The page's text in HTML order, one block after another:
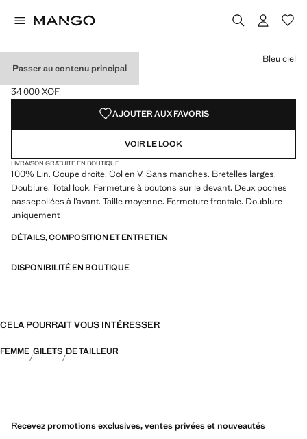
Passer au contenu principal
GILET COSTUME LIN
Prix actuel [34 000 XOF ]
34 000 XOF
Choisissez une couleur
Couleur Fuchsia
Couleur Noir
Couleur Écru
Couleur Bleu ciel sélectionnée
Bleu ciel
AJOUTER AUX FAVORIS
VOIR LE LOOK
LIVRAISON GRATUITE EN BOUTIQUE
100% Lin. Coupe droite. Col en V. Sans manches. Bretelles larges.
Doublure. Total look. Fermeture à boutons sur le devant. Deux poches
passepoilées à l’avant. Taille moyenne. Fermeture frontale. Doublure
uniquement
DÉTAILS, COMPOSITION ET ENTRETIEN
DISPONIBILITÉ EN BOUTIQUE
CELA POURRAIT VOUS INTÉRESSER
FEMME GILETS DE TAILLEUR
Recevez promotions exclusives, ventes privées et nouveautés